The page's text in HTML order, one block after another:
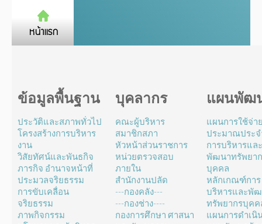
ข้อมูลพื้นฐาน
ประวัติและสภาพทั่วไป
โครงสร้างการบริหาร
งาน
วิสัยทัศน์และพันธกิจ
ภารกิจ อำนาจหน้าที่
ประมวลจริยธรรม
การขับเคลื่อน
จริยธรรม
ภาพกิจกรรม
บุคลากร
คณะผู้บริหาร
สมาชิกสภา
หัวหน้าส่วนราชการ
หน่วยตรวจสอบ
ภายใน
สำนักงานปลัด
---กองคลัง---
---กองช่าง----
กองการศึกษา ศาสนา
แผนพัฒ
แผนการใช้จ่า
ประมาณประ
การบริหารแล
พัฒนาทรัพยา
บุคคล
หลักเกณฑ์การ
บริหารและพั
ทรัพยากรบุคค
แผนการดำเนิ